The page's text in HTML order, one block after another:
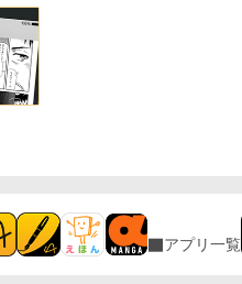
アプリ一覧